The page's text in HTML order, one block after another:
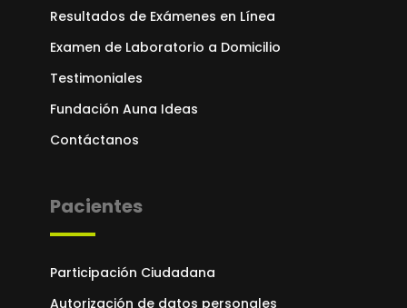
Resultados de Exámenes en Línea
Examen de Laboratorio a Domicilio
Testimoniales
Fundación Auna Ideas
Contáctanos
Pacientes
Participación Ciudadana
Autorización de datos personales